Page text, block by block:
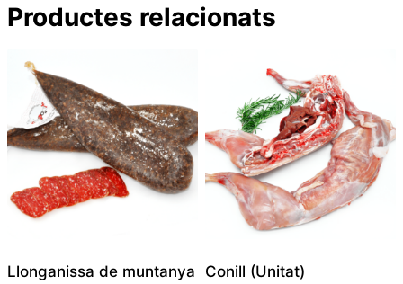
Productes relacionats
Llonganissa de muntanya
Conill (Unitat)